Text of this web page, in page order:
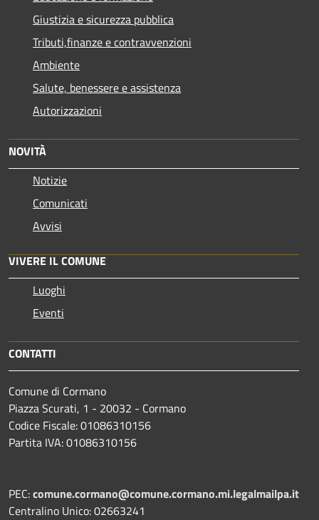
Giustizia e sicurezza pubblica
Tributi,finanze e contravvenzioni
Ambiente
Salute, benessere e assistenza
Autorizzazioni
NOVITÀ
Notizie
Comunicati
Avvisi
VIVERE IL COMUNE
Luoghi
Eventi
CONTATTI
Comune di Cormano
Piazza Scurati, 1 - 20032 - Cormano
Codice Fiscale: 01086310156
Partita IVA: 01086310156
PEC:comune.cormano@comune.cormano.mi.legalmailpa.it
Centralino Unico: 02663241